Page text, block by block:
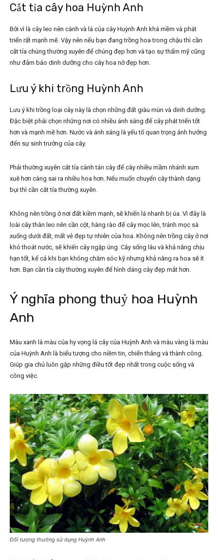
Cắt tỉa cây hoa Huỳnh Anh
Bởi vì là cây leo nên cành và lá của cây Huỳnh Anh khá mềm và phát
triển rất mạnh mẽ. Vậy nên nếu bạn đang trồng hoa trong chậu thì cần
cắt tỉa chúng thường xuyên để chúng đẹp hơn và tạo sự thẩm mỹ cũng
như đảm bảo dinh dưỡng cho cây hoa nở đẹp hơn.
Lưu ý khi trồng Huỳnh Anh
Lưu ý khi trồng loại cây này là chọn những đất giàu mùn và dinh dưỡng.
Đặc biệt phải chọn những nơi có nhiều ánh sáng để cây phát triển tốt
hơn và mạnh mẽ hơn. Nước và ánh sáng là yếu tố quan trọng ảnh hưởng
đến sự sinh trưởng của cây.
Phải thường xuyên cắt tỉa cành tán cây để cây nhiều mầm nhánh xum
xuê hơn càng sai ra nhiều hoa hơn. Nếu muốn chuyển cây thành dạng
bụi thì cần cắt tỉa thường xuyên.
Không nên trồng ở nơi đất kiềm mạnh, sẽ khiến lá nhanh bị úa. Vì đây là
loài cây thân leo nên cần cột, hàng rào để cây mọc lên, tránh mọc sà
xuống dưới đất, mất vẻ đẹp tự nhiên của hoa. Không nên trồng cây ở nơi
khó thoát nước, sẽ khiến cây ngập úng. Cây sống lâu và khả năng chịu
hạn tốt, kể cả khi bạn không chăm sóc kỹ nhưng khả năng ra hoa sẽ ít
hơn. Bạn cần tỉa cây thường xuyên để hình dáng cây đẹp mắt hơn.
Ý nghĩa phong thuỷ hoa Huỳnh
Anh
Màu xanh là màu của hy vọng lá cây của Huỳnh Anh và màu vàng là màu
của Huỳnh Anh là biểu tượng cho niềm tin, chiến thắng và thành công.
Giúp gia chủ luôn gặp những điều tốt đẹp nhất trong cuộc sống và
công việc.
Đối tượng thường sử dụng Huỳnh Anh